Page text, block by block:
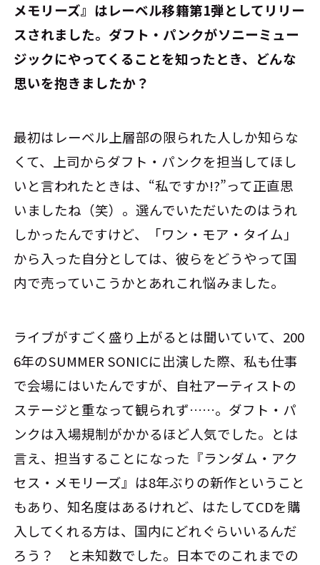
メモリーズ』はレーベル移籍第1弾としてリリー
スされました。ダフト・パンクがソニーミュー
ジックにやってくることを知ったとき、どんな
思いを抱きましたか？
最初はレーベル上層部の限られた人しか知らな
くて、上司からダフト・パンクを担当してほし
いと言われたときは、“私ですか!?”って正直思
いましたね（笑）。選んでいただいたのはうれ
しかったんですけど、「ワン・モア・タイム」
から入った自分としては、彼らをどうやって国
内で売っていこうかとあれこれ悩みました。
ライブがすごく盛り上がるとは聞いていて、200
6年のSUMMER SONICに出演した際、私も仕事
で会場にはいたんですが、自社アーティストの
ステージと重なって観られず……。ダフト・パ
ンクは入場規制がかかるほど人気でした。とは
言え、担当することになった『ランダム・アク
セス・メモリーズ』は8年ぶりの新作ということ
もあり、知名度はあるけれど、はたしてCDを購
入してくれる方は、国内にどれぐらいいるんだ
ろう？ と未知数でした。日本でのこれまでの